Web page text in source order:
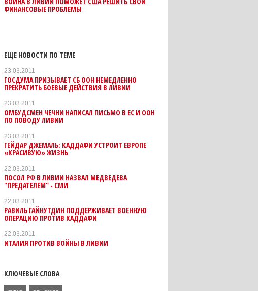
ФИНАНСОВЫЕ ПРОБЛЕМЫ
ЕЩЕ НОВОСТИ ПО ТЕМЕ
23.03.2011
ГОСДУМА ПРИЗЫВАЕТ СБ ООН НЕМЕДЛЕННО
ПРЕКРАТИТЬ БОЕВЫЕ ДЕЙСТВИЯ В ЛИВИИ
23.03.2011
ОМБУДСМЕН ЧЕЧНИ НАПИСАЛ ПИСЬМО В ЕС И ООН
ПО ПОВОДУ ЛИВИИ
23.03.2011
ГЕЙДАР ДЖЕМАЛЬ: КАДДАФИ УСТРОИТ ЕВРОПЕ
«КРАСИВУЮ» ЖИЗНЬ
22.03.2011
ПОСОЛ РФ В ЛИВИИ НАЗВАЛ МЕДВЕДЕВА
"ПРЕДАТЕЛЕМ" - СМИ
22.03.2011
РАВИЛЬ ГАЙНУТДИН ПОДДЕРЖИВАЕТ ВОЕННУЮ
ОПЕРАЦИЮ ПРОТИВ КАДДАФИ
22.03.2011
ИТАЛИЯ ПРОТИВ ВОЙНЫ В ЛИВИИ
КЛЮЧЕВЫЕ СЛОВА